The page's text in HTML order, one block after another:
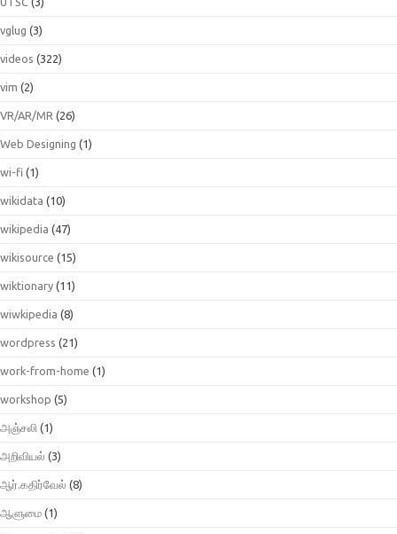
vglug (3)
videos (322)
vim (2)
VR/AR/MR (26)
Web Designing (1)
wi-fi (1)
wikidata (10)
wikipedia (47)
wikisource (15)
wiktionary (11)
wiwkipedia (8)
wordpress (21)
work-from-home (1)
workshop (5)
அஞ்சலி (1)
அறிவியல் (3)
ஆர்.கதிர்வேல் (8)
ஆளுமை (1)